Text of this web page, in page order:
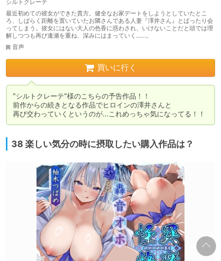
シルトクレーテ
最近初めての彼女ができた貴方。健全なお家デートをしようとしていたとこ
ろ、しばらく距離を置いていたお隣さんである人妻『澤井さん』とばったり会
ってしまう。彼女にはない大人の色香に惑わされ、いけないことだと頭では理
解しつつも再び逢瀬を重ね、深みにはまっていく……。
音声
買いに行く
"シルトクレーテ"様のこちらの予告作品！！
前作からの続きとなる作品でヒロインの澤井さんと
再び交わっていくというのが…これめっちゃ気になってる！！
38 楽しい気分の時に摂取したい購入作品は？